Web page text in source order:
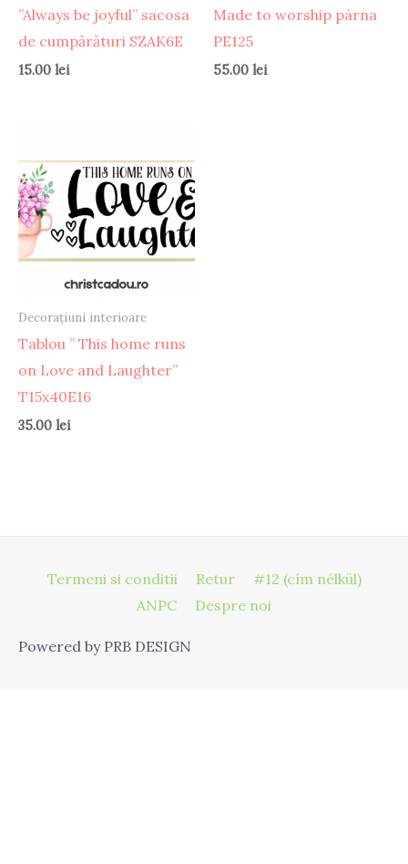
”Always be joyful” sacosa
de cumpărături SZAK6E
15.00 lei
Made to worship párna
PE125
55.00 lei
Decorațiuni interioare
Tablou ” This home runs
on Love and Laughter”
T15x40E16
35.00 lei
Termeni si conditii Retur
#12 (cím nélkül)
ANPC
Despre noi
Powered by PRB DESIGN